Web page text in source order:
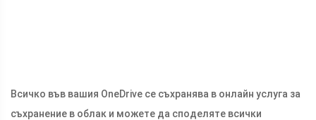
Всичко във вашия OneDrive се съхранява в онлайн услуга за
съхранение в облак и можете да споделяте всички